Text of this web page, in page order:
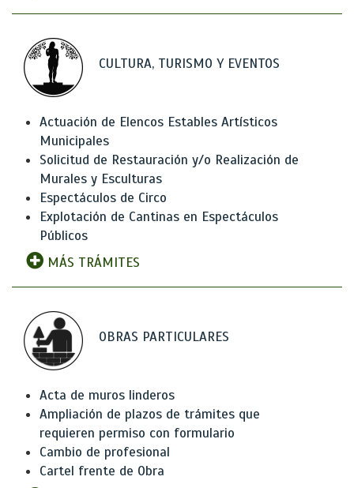
CULTURA, TURISMO Y EVENTOS
Actuación de Elencos Estables Artísticos
Municipales
Solicitud de Restauración y/o Realización de
Murales y Esculturas
Espectáculos de Circo
Explotación de Cantinas en Espectáculos
Públicos
MÁS TRÁMITES
OBRAS PARTICULARES
Acta de muros linderos
Ampliación de plazos de trámites que
requieren permiso con formulario
Cambio de profesional
Cartel frente de Obra